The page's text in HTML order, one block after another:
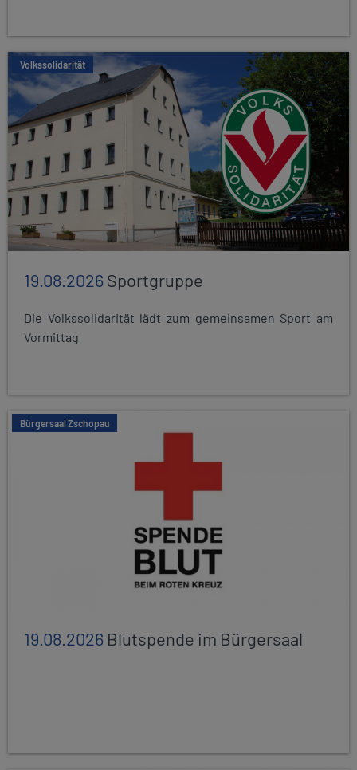
Volkssolidarität
19.08.2026Sportgruppe
Die Volkssolidarität lädt zum gemeinsamen Sport am
Vormittag
Bürgersaal Zschopau
19.08.2026 Blutspende im Bürgersaal